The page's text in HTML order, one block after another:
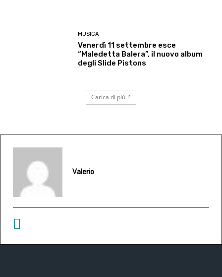
MUSICA
Venerdì 11 settembre esce
“Maledetta Balera”, il nuovo album
degli Slide Pistons
Carica di più
Valerio